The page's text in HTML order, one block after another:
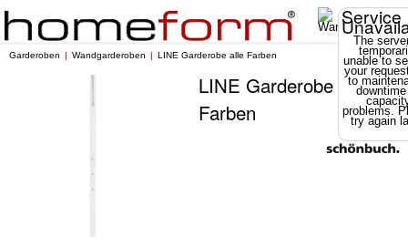
Service
The
unable to
your
to
problems.
try again
Garderoben Wandgarderoben LINE Garderobe alle Farben
LINE Garderobe alle
Farben